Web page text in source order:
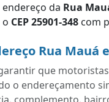
da Rua
o CEP 25901-348 com
Rua Mauá
que
o endereçamento